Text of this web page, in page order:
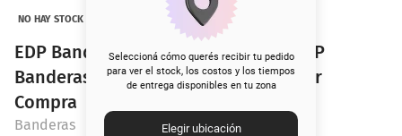
Seleccioná cómo querés recibir tu pedido
para ver el stock, los costos y los tiempos
de entrega disponibles en tu zona
Elegir ubicación
NO HAY STOCK
EDP Banderas The Icon x 100 ml + EDP
Banderas The Icon x 10 ml Regalo por
Compra
Banderas
5. corrector